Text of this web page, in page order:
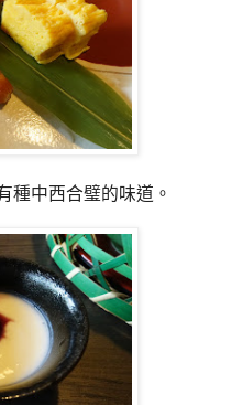
種中西合璧的味道。